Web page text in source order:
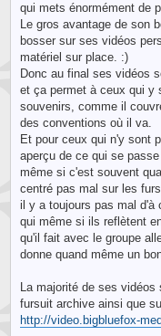
qui mets énormément de
Le gros avantage de son
bosser sur ses vidéos
matériel sur place. :)
Donc au final ses vidéos
et ça permet à ceux qui y
souvenirs, comme il
des conventions où il va.
Et pour ceux qui n'y sont
aperçu de ce qui se
même si c'est souvent
centré pas mal sur les
il y a toujours pas mal d'à
qui même si ils reflètent
qu'il fait avec le groupe
donne quand même un
La majorité de ses
fursuit archive ainsi que
http://video.bigbluefox-